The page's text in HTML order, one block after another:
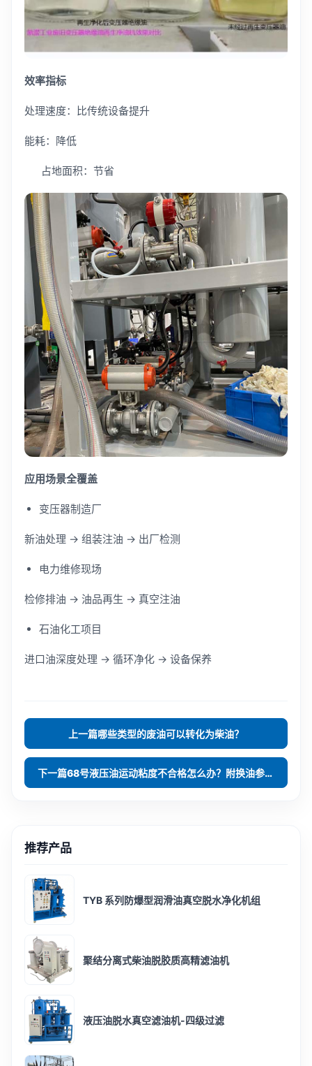
效率指标
处理速度：比传统设备提升
能耗：降低
占地面积：节省
应用场景全覆盖
变压器制造厂
新油处理 → 组装注油 → 出厂检测
电力维修现场
检修排油 → 油品再生 → 真空注油
石油化工项目
进口油深度处理 → 循环净化 → 设备保养
上一篇哪些类型的废油可以转化为柴油？
下一篇 68号液压油运动粘度不合格怎么办？附换油参数！
推荐产品
TYB 系列防爆型润滑油真空脱水净化机组
聚结分离式柴油脱胶质高精滤油机
液压油脱水真空滤油机-四级过滤